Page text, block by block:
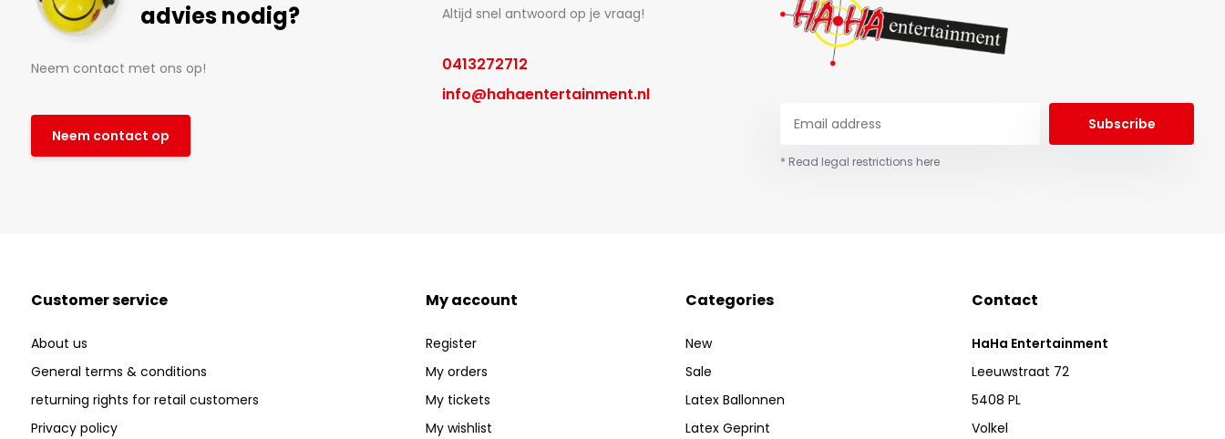
advies nodig?
Neem contact met ons op!
Neem contact op
Altijd snel antwoord op je vraag!
0413272712
info@hahaentertainment.nl
Subscribe
* Read legal restrictions here
Customer service
About us
General terms & conditions
returning rights for retail customers
Privacy policy
My account
Register
My orders
My tickets
My wishlist
Categories
New
Sale
Latex Ballonnen
Latex Geprint
Contact
HaHa Entertainment
Leeuwstraat 72
5408 PL
Volkel